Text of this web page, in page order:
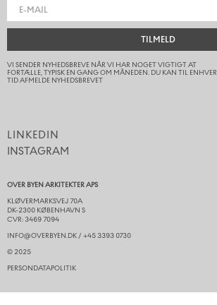
LINKEDIN
INSTAGRAM
TILMELD
VI SENDER NYHEDSBREVE NÅR VI HAR NOGET VIGTIGT AT
FORTÆLLE, TYPISK EN GANG OM MÅNEDEN. DU KAN TIL ENHVER
TID AFMELDE NYHEDSBREVET
OVER BYEN ARKITEKTER APS
KLØVERMARKSVEJ 70A
DK-2300 KØBENHAVN S
CVR: 3469 7094
INFO@OVERBYEN.DK / +45 3393 0730
© 2025​
PERSONDATAPOLITIK